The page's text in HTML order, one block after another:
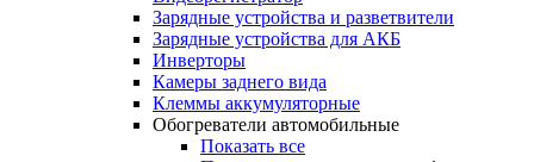
Зарядные устройства и разветвители
Зарядные устройства для АКБ
Инверторы
Камеры заднего вида
Клеммы аккумуляторные
Обогреватели автомобильные
Показать все